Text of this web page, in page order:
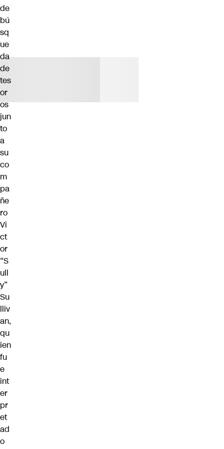
de
bú
sq
ue
da
de
tes
or
os
jun
to
a
su
co
m
pa
ñe
ro
Vi
ct
or
“S
ull
y”
Su
lliv
an,
qu
ien
fu
e
int
er
pr
et
ad
o